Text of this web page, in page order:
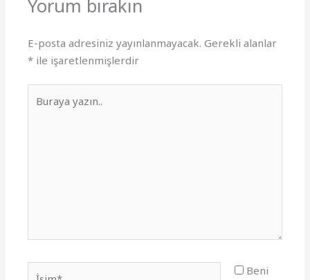
Yorum bırakın
E-posta adresiniz yayınlanmayacak. Gerekli alanlar
* ile işaretlenmişlerdir
yazın..
İsim*
Beni